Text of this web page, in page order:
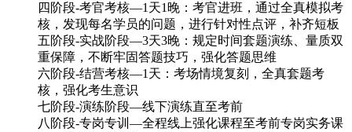
四阶段-考官考核—1天1晚：考官进班，通过全真模拟考
核，发现每名学员的问题，进行针对性点评，补齐短板
五阶段-实战阶段—3天3晚：规定时间套题演练、量质双
重保障，不断牢固答题技巧，强化答题思维
六阶段-结营考核—1天：考场情境复刻，全真套题考
核，强化考生意识
七阶段-演练阶段—线下演练直至考前
八阶段-专岗专训—全程线上强化课程至考前专岗实务课